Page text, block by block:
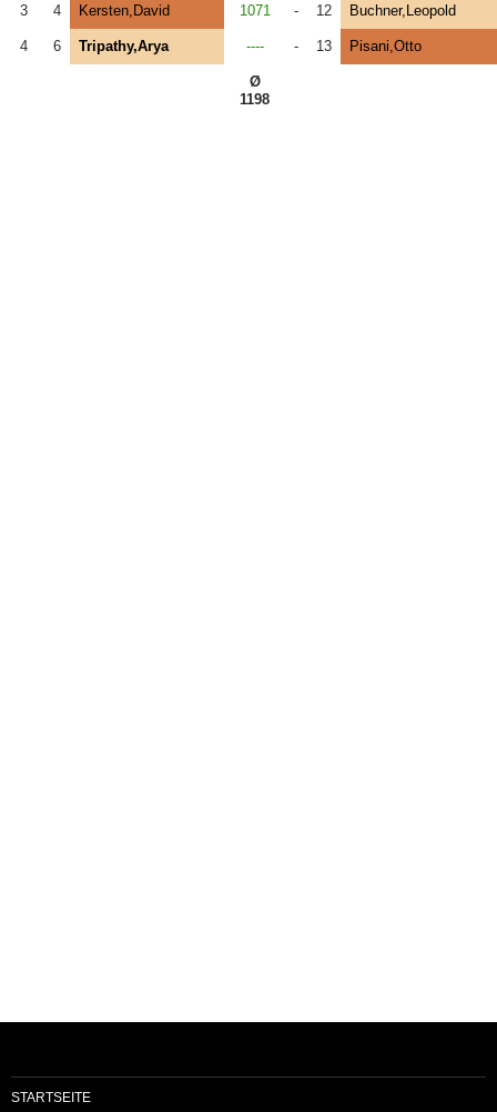
3 4 Kersten,David 1071 - 12 Buchner,Leopold
4 6 Tripathy,Arya ---- - 13 Pisani,Otto
Ø
1198
STARTSEITE